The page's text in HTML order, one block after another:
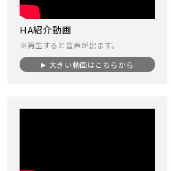
HA紹介動画
※再生すると音声が出ます。
大きい動画はこちらから